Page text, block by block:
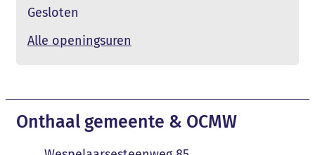
Gesloten
Alle openingsuren
Contact & openingsuren
Onthaal gemeente & OCMW